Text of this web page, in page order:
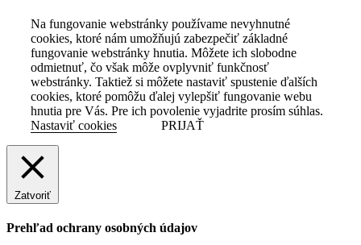
Na fungovanie webstránky používame nevyhnutné
cookies, ktoré nám umožňujú zabezpečiť základné
fungovanie webstránky hnutia. Môžete ich slobodne
odmietnuť, čo však môže ovplyvniť funkčnosť
webstránky. Taktiež si môžete nastaviť spustenie ďalších
cookies, ktoré pomôžu ďalej vylepšiť fungovanie webu
hnutia pre Vás. Pre ich povolenie vyjadrite prosím súhlas.
Nastaviť cookies
PRIJAŤ
Zatvoriť
Prehľad ochrany osobných údajov